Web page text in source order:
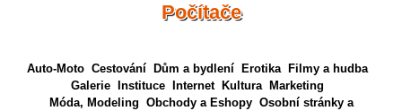
Počítače
Auto-Moto Cestování Dům a bydlení Erotika
Filmy a hudba
Galerie
Instituce Internet Kultura
Marketing
Móda, Modeling Obchody a Eshopy Osobní stránky a